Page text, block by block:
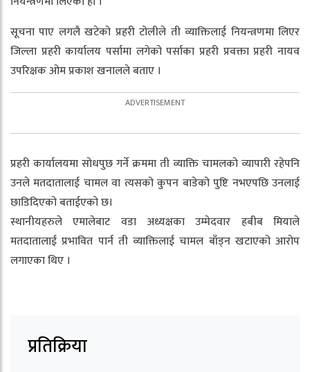
सूचना पाए लगलै खटेको प्रहरी टोलीले ती व्याक्तिलाई नियन्त्रणमा लिएर
जिल्ला प्रहरी कार्यालय पर्सामा लगेको पर्साका प्रहरी प्रवक्ता प्रहरी नायव
उपरिक्षक ओम प्रकाश खनालले बताए ।
प्रहरी कार्यालयमा सोधपुछ गर्ने क्रममा ती व्याक्ति चामलको व्यापारी रहेपनि
उनले मतदातालाई चामल वा त्यसको कुपन बाडेको पुष्टि नभएपछि उनलाई
छाडिदिएको बताईएको छ।
स्थानीयहरुले एमालेबाट वडा अध्यक्षका उम्मेदवार हबीब मियाले
मतदातालाई प्रभावित पार्न ती व्याक्तिलाई चामल बाँड्न खटाएको आरोप
लगाएका थिए ।
प्रतिक्रिया